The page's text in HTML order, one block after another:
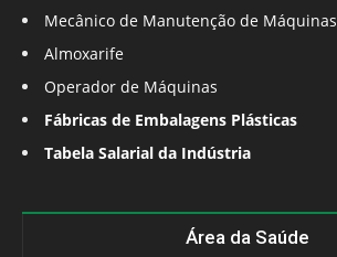
Mecânico de Manutenção de Máquinas
Almoxarife
Operador de Máquinas
Fábricas de Embalagens Plásticas
Tabela Salarial da Indústria
Área da Saúde